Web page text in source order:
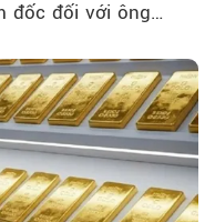
đốc đối với ông